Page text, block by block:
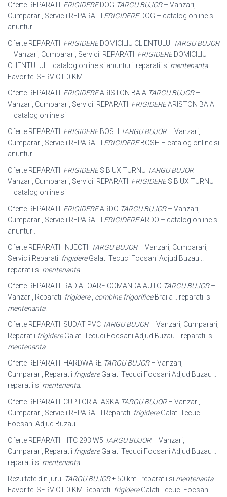
Oferte REPARATII FRIGIDEREDOG TARGU BUJOR– Vanzari,
Cumparari, Servicii REPARATII FRIGIDEREDOG – catalog online si
anunturi.
Oferte REPARATII FRIGIDEREDOMICILIU CLIENTULUI TARGU BUJOR
– Vanzari, Cumparari, Servicii REPARATII FRIGIDEREDOMICILIU
CLIENTULUI – catalog online si anunturi. reparatii si mentenanta.
Favorite. SERVICII. 0 KM.
Oferte REPARATII FRIGIDEREARISTON BAIA TARGU BUJOR–
Vanzari, Cumparari, Servicii REPARATII FRIGIDEREARISTON BAIA
– catalog online si
Oferte REPARATII FRIGIDEREBOSH TARGU BUJOR– Vanzari,
Cumparari, Servicii REPARATII FRIGIDEREBOSH – catalog online si
anunturi.
Oferte REPARATII FRIGIDERESIBIUX TURNU TARGU BUJOR–
Vanzari, Cumparari, Servicii REPARATII FRIGIDERESIBIUX TURNU
– catalog online si
Oferte REPARATII FRIGIDEREARDO TARGU BUJOR– Vanzari,
Cumparari, Servicii REPARATII FRIGIDEREARDO – catalog online si
anunturi.
Oferte REPARATII INJECTII
TARGU BUJOR– Vanzari, Cumparari,
Servicii Reparatii frigidereGalati Tecuci Focsani Adjud Buzau ..
reparatii si mentenanta.
Oferte REPARATII RADIATOARE COMANDA AUTO TARGU BUJOR–
Vanzari, Reparatii frigidere, combine frigorificeBraila .. reparatii si
mentenanta.
Oferte REPARATII SUDAT PVC TARGU BUJOR– Vanzari, Cumparari,
Reparatii frigidereGalati Tecuci Focsani Adjud Buzau .. reparatii si
mentenanta.
Oferte REPARATII HARDWARE TARGU BUJOR– Vanzari,
Cumparari, Reparatii frigidereGalati Tecuci Focsani Adjud Buzau ..
reparatii si mentenanta.
Oferte REPARATII CUPTOR ALASKA TARGU BUJOR– Vanzari,
Cumparari, Servicii REPARATII Reparatii frigidereGalati Tecuci
Focsani Adjud Buzau.
Oferte REPARATII HTC 293 W5 TARGU BUJOR– Vanzari,
Cumparari, Reparatii frigidereGalati Tecuci Focsani Adjud Buzau ..
reparatii si mentenanta.
Rezultate din jurul TARGU BUJOR± 50 km . reparatii si mentenanta.
Favorite. SERVICII. 0 KM Reparatii frigidereGalati Tecuci Focsani